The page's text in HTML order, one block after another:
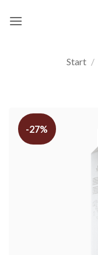
Inhalt
Start /
-27%